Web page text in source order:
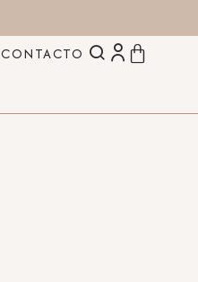
CONTACTO